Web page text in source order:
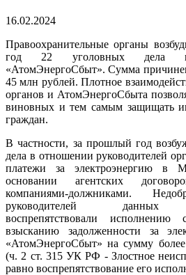
16.02.2024
Правоохранительные органы
год 22 уголовных дела
«АтомЭнергоСбыт». Сумма
45 млн рублей. Плотное
органов и АтомЭнергоСбыта
виновных и тем самым защищать
граждан.
В частности, за прошлый год
дела в отношении руководителей
платежи за электроэнергию в
основании агентских
компаниями-должниками.
руководителей данных
воспрепятствовали
взысканию задолженности за
«АтомЭнергоСбыт» на сумму
(ч. 2 ст. 315 УК РФ - Злостное
равно воспрепятствование его